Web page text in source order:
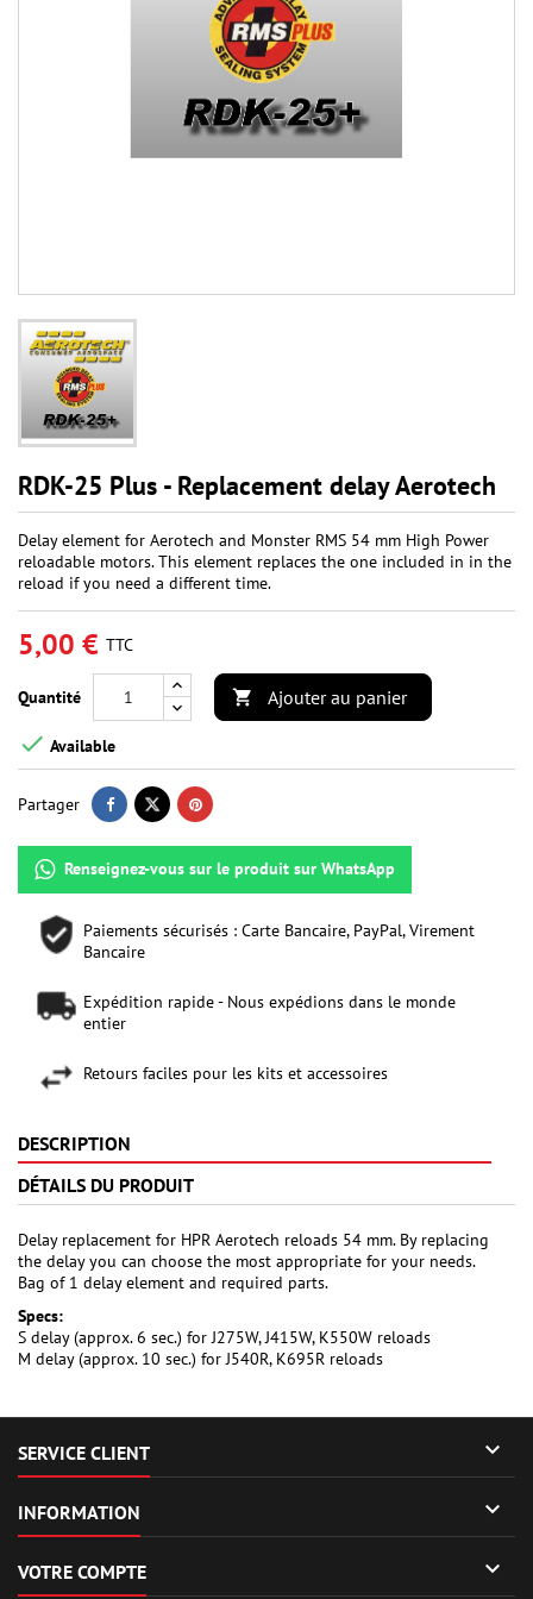
RDK-25 Plus - Replacement delay Aerotech
Delay element for Aerotech and Monster RMS 54 mm High Power
reloadable motors. This element replaces the one included in in the
reload if you need a different time.
5,00 € TTC
Quantité  Ajouter au panier
 Available
Partager
Renseignez-vous sur le produit sur WhatsApp
Paiements sécurisés : Carte Bancaire, PayPal, Virement
Bancaire
Expédition rapide - Nous expédions dans le monde
entier
Retours faciles pour les kits et accessoires
DESCRIPTION
DÉTAILS DU PRODUIT
Delay replacement for HPR Aerotech reloads 54 mm. By replacing
the delay you can choose the most appropriate for your needs.
Bag of 1 delay element and required parts.
Specs:
S delay (approx. 6 sec.) for J275W, J415W, K550W reloads
M delay (approx. 10 sec.) for J540R, K695R reloads
SERVICE CLIENT 
INFORMATION 
VOTRE COMPTE 